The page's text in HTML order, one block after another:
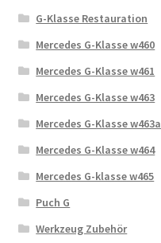
G-Klasse Restauration
Mercedes G-Klasse w460
Mercedes G-Klasse w461
Mercedes G-Klasse w463
Mercedes G-Klasse w463a
Mercedes G-Klasse w464
Mercedes G-klasse w465
Puch G
Werkzeug Zubehör